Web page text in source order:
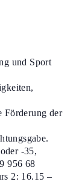
und Sport
Förderung der
-35,
956 68
2: 16.15 –